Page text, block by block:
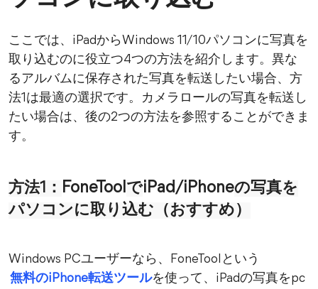
ここでは、iPadからWindows 11/10パソコンに写真を
取り込むのに役立つ4つの方法を紹介します。異な
るアルバムに保存された写真を転送したい場合、方
法1は最適の選択です。カメラロールの写真を転送し
たい場合は、後の2つの方法を参照することができま
す。
方法1： FoneToolでiPad/iPhoneの写真を
パソコンに取り込む（おすすめ）
Windows PCユーザーなら、FoneToolという
無料のiPhone転送ツールを使って、iPadの写真をpc